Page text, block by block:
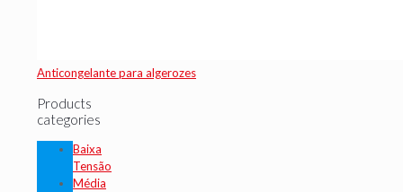
Anticongelante para algerozes
Products
categories
Baixa
Tensão
Média